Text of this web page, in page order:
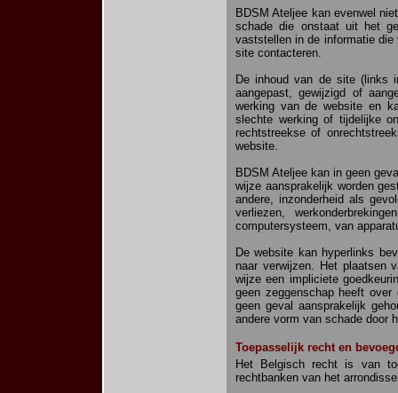
BDSM Ateljee kan evenwel
schade die onstaat uit het
vaststellen in de informatie
site contacteren.
De inhoud van de site (links
aangepast, gewijzigd of
werking van de website en
slechte werking of tijdelijke
rechtstreekse of
website.
BDSM Ateljee kan in geen
wijze aansprakelijk worden
andere, inzonderheid als
verliezen,
computersysteem, van
De website kan hyperlinks
naar verwijzen. Het plaatsen
wijze een impliciete
geen zeggenschap heeft
geen geval aansprakelijk
andere vorm van schade door
Toepasselijk recht en
Het Belgisch recht is van
rechtbanken van het